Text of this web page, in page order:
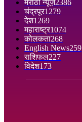
मराठी न्यूज़2386
चंद्रपूर1279
देश1269
महाराष्ट्र1074
कोलकता268
English News259
राशिफल227
विदेश173